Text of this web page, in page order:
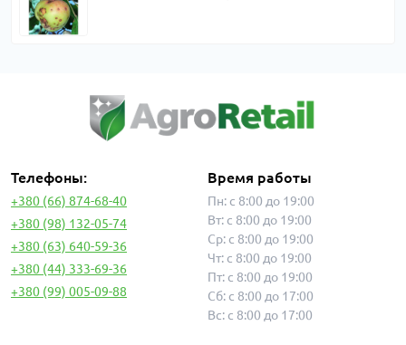
Телефоны:
+380 (66) 874-68-40
+380 (98) 132-05-74
+380 (63) 640-59-36
+380 (44) 333-69-36
+380 (99) 005-09-88
Время работы
Пн: с 8:00 до 19:00
Вт: с 8:00 до 19:00
Ср: с 8:00 до 19:00
Чт: с 8:00 до 19:00
Пт: с 8:00 до 19:00
Сб: с 8:00 до 17:00
Вс: с 8:00 до 17:00